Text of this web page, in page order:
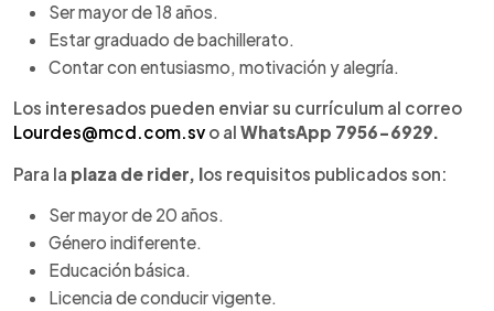
Ser mayor de 18 años.
Estar graduado de bachillerato.
Contar con entusiasmo, motivación y alegría.
Los interesados pueden enviar su currículum al correo
Lourdes@mcd.com.sv o al WhatsApp 7956-6929.
Para la plaza de rider, los requisitos publicados son:
Ser mayor de 20 años.
Género indiferente.
Educación básica.
Licencia de conducir vigente.